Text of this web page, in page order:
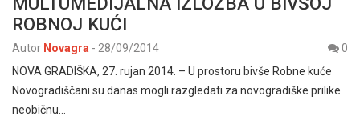
ROBNOJ KUĆI
Autor Novagra - 28/09/2014
0
NOVA GRADIŠKA, 27. rujan 2014. – U prostoru bivše Robne kuće
Novogradiščani su danas mogli razgledati za novogradiške prilike
neobičnu…